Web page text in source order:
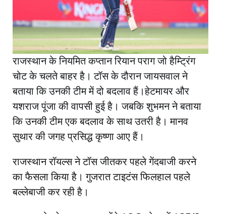
राजस्थान के नियमित कप्तान रियान पराग जो हैम्ट्रिंग
चोट के चलते बाहर है। टॉस के दौरान जायसवाल ने
बताया कि उनकी टीम में दो बदलाव हैं।हेटमायर और
यशराज पूंजा की वापसी हुई है। जबकि शुभमन ने बताया
कि उनकी टीम एक बदलाव के साथ उतरी है। मानव
सुथार की जगह प्रसिद्ध कृष्णा आए हैं।
राजस्थान रॉयल्स ने टॉस जीतकर पहले गेंदबाजी करने
का फैसला किया है। गुजरात टाइटंस फिलहाल पहले
बल्लेबाजी कर रही है।